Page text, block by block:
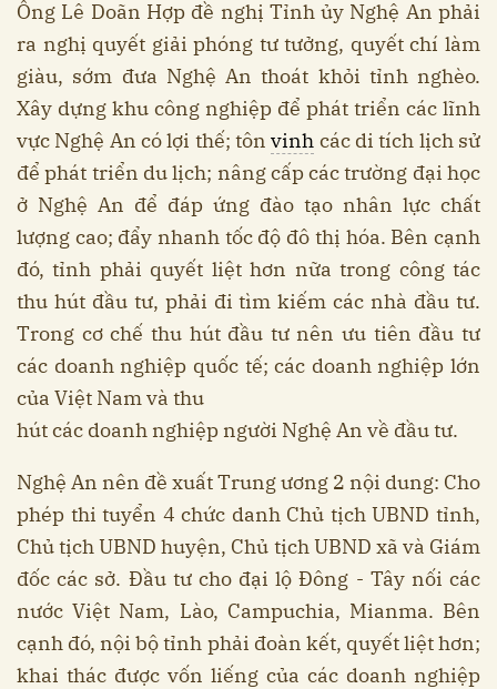
Ông Lê Doãn Hợp đề nghị Tỉnh ủy Nghệ An phải
ra nghị quyết giải phóng tư tưởng, quyết chí làm
giàu, sớm đưa Nghệ An thoát khỏi tỉnh nghèo.
Xây dựng khu công nghiệp để phát triển các lĩnh
vực Nghệ An có lợi thế; tônvinh các di tích lịch sử
để phát triển du lịch; nâng cấp các trường đại học
ở Nghệ An để đáp ứng đào tạo nhân lực chất
lượng cao; đẩy nhanh tốc độ đô thị hóa. Bên cạnh
đó, tỉnh phải quyết liệt hơn nữa trong công tác
thu hút đầu tư, phải đi tìm kiếm các nhà đầu tư.
Trong cơ chế thu hút đầu tư nên ưu tiên đầu tư
các doanh nghiệp quốc tế; các doanh nghiệp lớn
của Việt Nam và thu
hút các doanh nghiệp người Nghệ An về đầu tư.
Nghệ An nên đề xuất Trung ương 2 nội dung: Cho
phép thi tuyển 4 chức danh Chủ tịch UBND tỉnh,
Chủ tịch UBND huyện, Chủ tịch UBND xã và Giám
đốc các sở. Đầu tư cho đại lộ Đông - Tây nối các
nước Việt Nam, Lào, Campuchia, Mianma. Bên
cạnh đó, nội bộ tỉnh phải đoàn kết, quyết liệt hơn;
khai thác được vốn liếng của các doanh nghiệp